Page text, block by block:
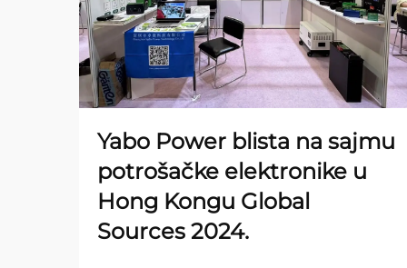
Yabo Power blista na sajmu
potrošačke elektronike u
Hong Kongu Global
Sources 2024.